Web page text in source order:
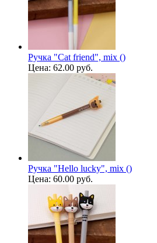
Ручка "Cat friend", mix ()
Цена: 62.00 руб.
Ручка "Hello lucky", mix ()
Цена: 60.00 руб.